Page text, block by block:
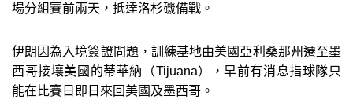
場分組賽前兩天，抵達洛杉磯備戰。
伊朗因為入境簽證問題，訓練基地由美國亞利桑那州遷至墨
西哥接壤美國的蒂華納（Tijuana），早前有消息指球隊只
能在比賽日即日來回美國及墨西哥。